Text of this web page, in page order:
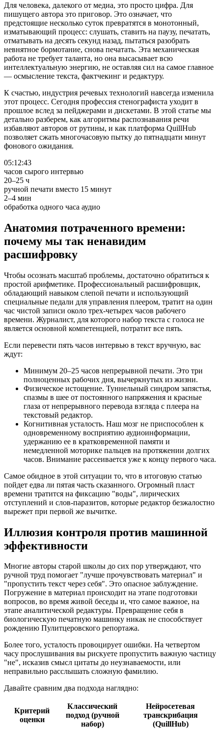
Для человека, далекого от медиа, это просто цифра. Для
пишущего автора это приговор. Это означает, что
предстоящие несколько суток превратятся в монотонный,
изматывающий процесс: слушать, ставить на паузу, печатать,
отматывать на десять секунд назад, пытаться разобрать
невнятное бормотание, снова печатать. Эта механическая
работа не требует таланта, но она высасывает всю
интеллектуальную энергию, не оставляя сил на самое главное
— осмысление текста, фактчекинг и редактуру.
К счастью, индустрия речевых технологий навсегда изменила
этот процесс. Сегодня профессия стенографиста уходит в
прошлое вслед за пейджерами и дискетами. В этой статье мы
детально разберем, как алгоритмы распознавания речи
избавляют авторов от рутины, и как платформа QuillHub
позволяет сжать многочасовую пытку до пятнадцати минут
фонового ожидания.
05:12:43
часов сырого интервью
20–25 ч
ручной печати вместо 15 минут
2–4 мин
обработка одного часа аудио
Анатомия потраченного времени:
почему мы так ненавидим
расшифровку
Чтобы осознать масштаб проблемы, достаточно обратиться к
простой арифметике. Профессиональный расшифровщик,
обладающий навыком слепой печати и использующий
специальные педали для управления плеером, тратит на один
час чистой записи около трех-четырех часов рабочего
времени. Журналист, для которого набор текста с голоса не
является основной компетенцией, потратит все пять.
Если перевести пять часов интервью в текст вручную, вас
ждут:
Минимум 20–25 часов непрерывной печати. Это три
полноценных рабочих дня, вычеркнутых из жизни.
Физическое истощение. Туннельный синдром запястья,
спазмы в шее от постоянного напряжения и красные
глаза от непрерывного перевода взгляда с плеера на
текстовый редактор.
Когнитивная усталость. Наш мозг не приспособлен к
одновременному восприятию аудиоинформации,
удержанию ее в кратковременной памяти и
немедленной моторике пальцев на протяжении долгих
часов. Внимание рассеивается уже к концу первого часа.
Самое обидное в этой ситуации то, что в итоговую статью
пойдет едва ли пятая часть сказанного. Огромный пласт
времени тратится на фиксацию "воды", лирических
отступлений и слов-паразитов, которые редактор безжалостно
вырежет при первой же вычитке.
Иллюзия контроля против машинной
эффективности
Многие авторы старой школы до сих пор утверждают, что
ручной труд помогает "лучше прочувствовать материал" и
"пропустить текст через себя". Это опасное заблуждение.
Погружение в материал происходит на этапе подготовки
вопросов, во время живой беседы и, что самое важное, на
этапе аналитической редактуры. Превращение себя в
биологическую печатную машинку никак не способствует
рождению Пулитцеровского репортажа.
Более того, усталость провоцирует ошибки. На четвертом
часу прослушивания вы рискуете пропустить важную частицу
"не", исказив смысл цитаты до неузнаваемости, или
неправильно расслышать сложную фамилию.
Давайте сравним два подхода наглядно:
Критерий
оценки
Классический
подход (ручной
набор)
Нейросетевая
транскрибация
(QuillHub)